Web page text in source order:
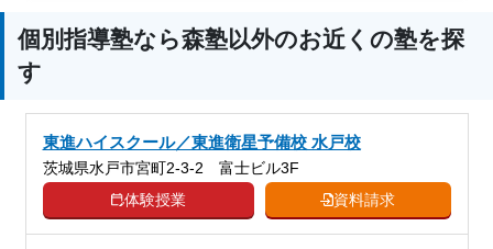
個別指導塾なら森塾以外のお近くの塾を探
す
東進ハイスクール／東進衛星予備校 水戸校
茨城県水戸市宮町2-3-2 富士ビル3F
体験授業
資料請求